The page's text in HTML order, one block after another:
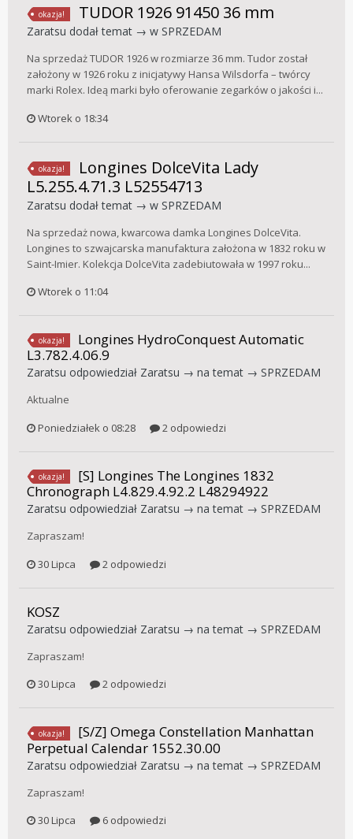
okazja! TUDOR 1926 91450 36 mm
Zaratsu dodał temat → w SPRZEDAM
Na sprzedaż TUDOR 1926 w rozmiarze 36 mm. Tudor został
założony w 1926 roku z inicjatywy Hansa Wilsdorfa – twórcy
marki Rolex. Ideą marki było oferowanie zegarków o jakości i...
Wtorek o 18:34
okazja!
Longines DolceVita Lady
L5.255.4.71.3 L52554713
Zaratsu dodał temat → w SPRZEDAM
Na sprzedaż nowa, kwarcowa damka Longines DolceVita.
Longines to szwajcarska manufaktura założona w 1832 roku w
Saint-Imier. Kolekcja DolceVita zadebiutowała w 1997 roku...
Wtorek o 11:04
okazja!
Longines HydroConquest Automatic
L3.782.4.06.9
Zaratsu odpowiedział Zaratsu → na temat → SPRZEDAM
Aktualne
Poniedziałek o 08:28
2 odpowiedzi
okazja!
[S] Longines The Longines 1832
Chronograph L4.829.4.92.2 L48294922
Zaratsu odpowiedział Zaratsu → na temat → SPRZEDAM
Zapraszam!
30 Lipca
2 odpowiedzi
KOSZ
Zaratsu odpowiedział Zaratsu → na temat → SPRZEDAM
Zapraszam!
30 Lipca
2 odpowiedzi
okazja!
[S/Z] Omega Constellation Manhattan
Perpetual Calendar 1552.30.00
Zaratsu odpowiedział Zaratsu → na temat → SPRZEDAM
Zapraszam!
30 Lipca
6 odpowiedzi